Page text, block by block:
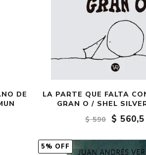
DE
LA PARTE QUE FALTA
GRAN O / SHEL
$ 590
$ 560,5
5% OFF